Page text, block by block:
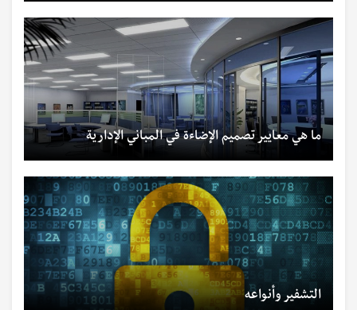
ما هي معايير تصميم الإضاءة في المباني الإدارية
التشفير وأنواعه